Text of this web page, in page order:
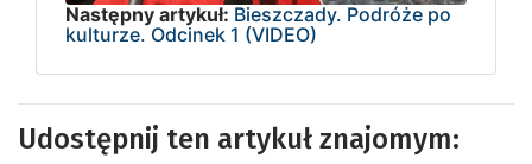
Następny artykuł: Bieszczady. Podróże po
kulturze. Odcinek 1 (VIDEO)
Udostępnij ten artykuł znajomym: